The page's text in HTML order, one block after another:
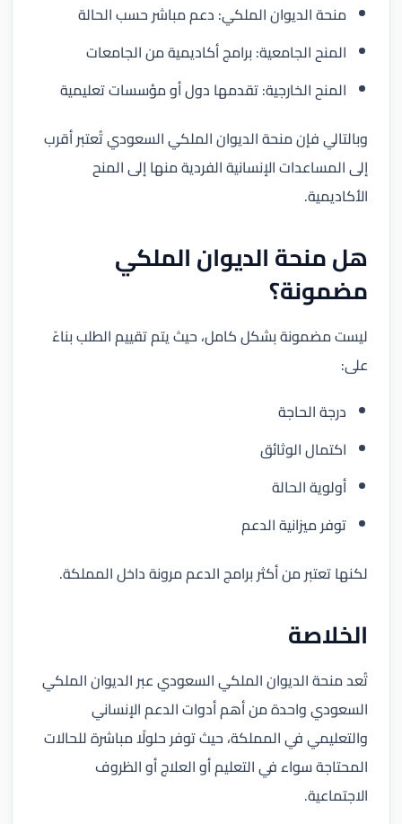
منحة الديوان الملكي: دعم مباشر حسب الحالة
المنح الجامعية: برامج أكاديمية من الجامعات
المنح الخارجية: تقدمها دول أو مؤسسات تعليمية
وبالتالي فإن منحة الديوان الملكي السعودي تُعتبر أقرب
إلى المساعدات الإنسانية الفردية منها إلى المنح
الأكاديمية.
هل منحة الديوان الملكي
مضمونة؟
ليست مضمونة بشكل كامل، حيث يتم تقييم الطلب بناءً
على:
درجة الحاجة
اكتمال الوثائق
أولوية الحالة
توفر ميزانية الدعم
لكنها تعتبر من أكثر برامج الدعم مرونة داخل المملكة.
الخلاصة
تُعد منحة الديوان الملكي السعودي عبر الديوان الملكي
السعودي واحدة من أهم أدوات الدعم الإنساني
والتعليمي في المملكة، حيث توفر حلولًا مباشرة للحالات
المحتاجة سواء في التعليم أو العلاج أو الظروف
الاجتماعية.